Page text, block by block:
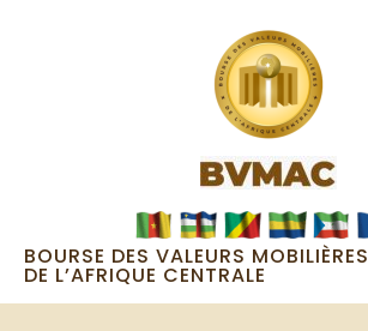
BOURSE DES VALEURS MOBILIÈRES
DE L’AFRIQUE CENTRALE